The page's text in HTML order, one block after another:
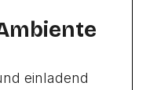
einladend